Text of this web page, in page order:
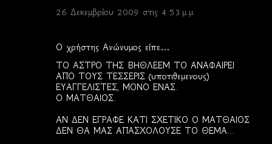
26 Δεκεμβρίου 2009 στις 4:53 μ.μ.
Ο χρήστης Ανώνυμος είπε…
ΤΟ ΑΣΤΡΟ ΤΗΣ ΒΗΘΛΕΕΜ ΤΟ ΑΝΑΦΑΙΡΕΙ
ΑΠΟ ΤΟΥΣ ΤΕΣΣΕΡΙΣ (υποτιθεμενους)
ΕΥΑΓΓΕΛΙΣΤΕΣ, ΜΟΝΟ ΕΝΑΣ.
Ο ΜΑΤΘΑΙΟΣ.
ΑΝ ΔΕΝ ΕΓΡΑΦΕ ΚΑΤΙ ΣΧΕΤΙΚΟ Ο ΜΑΤΘΑΙΟΣ
ΔΕΝ ΘΑ ΜΑΣ ΑΠΑΣΧΟΛΟΥΣΕ ΤΟ ΘΕΜΑ...